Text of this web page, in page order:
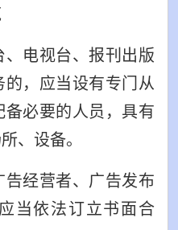
电视台、报刊出版
，应当设有专门从
必要的人员，具有
、设备。
经营者、广告发布
当依法订立书面合